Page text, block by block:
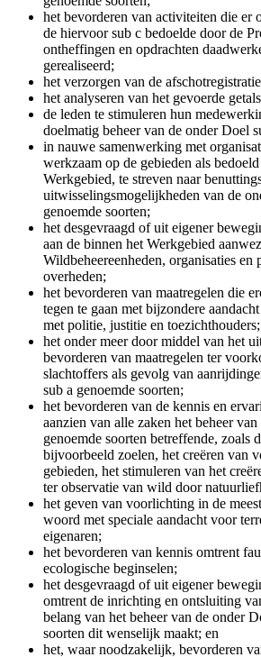
het bevorderen van activiteiten die er
de hiervoor sub c bedoelde door de
ontheffingen en opdrachten
gerealiseerd;
het verzorgen van de
het analyseren van het gevoerde
de leden te stimuleren hun
doelmatig beheer van de onder Doel
in nauwe samenwerking met
werkzaam op de gebieden als
Werkgebied, te streven naar
uitwisselingsmogelijkheden van de
genoemde soorten;
het desgevraagd of uit eigener
aan de binnen het Werkgebied
Wildbeheereenheden, organisaties en
overheden;
het bevorderen van maatregelen die
tegen te gaan met bijzondere
met politie, justitie en toezichthouders;
het onder meer door middel van het
bevorderen van maatregelen ter
slachtoffers als gevolg van
sub a genoemde soorten;
het bevorderen van de kennis en
aanzien van alle zaken het beheer
genoemde soorten betreffende, zoals
bijvoorbeeld zoelen, het creëren van
gebieden, het stimuleren van het
ter observatie van wild door
het geven van voorlichting in de
woord met speciale aandacht voor
eigenaren;
het bevorderen van kennis omtrent
ecologische beginselen;
het desgevraagd of uit eigener
omtrent de inrichting en ontsluiting
belang van het beheer van de onder
soorten dit wenselijk maakt; en
het, waar noodzakelijk, bevorderen